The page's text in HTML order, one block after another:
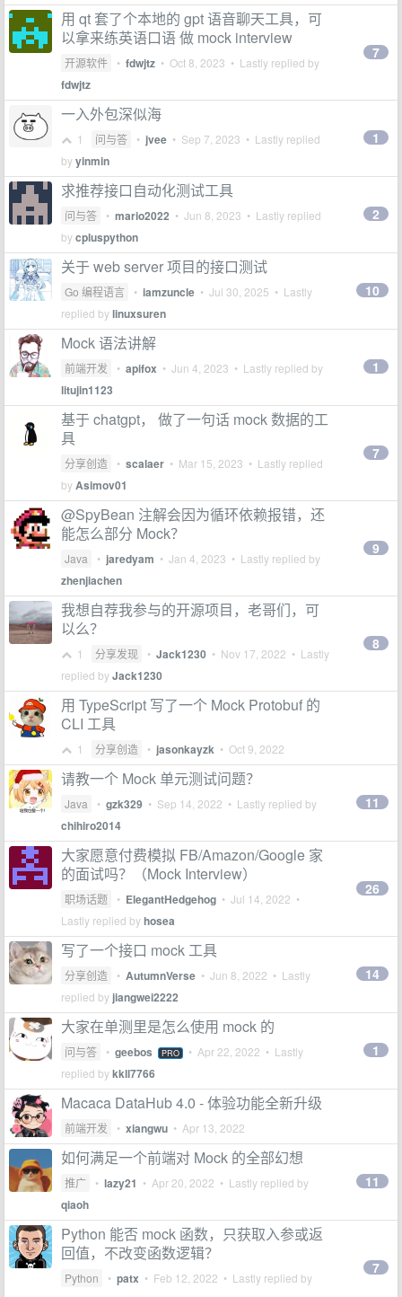
用 qt 套了个本地的 gpt 语音聊天工具，可
以拿来练英语口语 做 mock interview
开源软件 • fdwjtz • Oct 8, 2023 • Lastly replied by
fdwjtz
7
一入外包深似海
1 问与答 • jvee • Sep 7, 2023 • Lastly replied
byyinmin
1
求推荐接口自动化测试工具
问与答 • mario2022 • Jun 8, 2023 • Lastly replied
bycpluspython
2
关于 web server 项目的接口测试
Go 编程语言 • iamzuncle • Jul 30, 2025 • Lastly
replied bylinuxsuren
10
Mock 语法讲解
前端开发 • apifox • Jun 4, 2023 • Lastly replied by
litujin1123
1
基于 chatgpt， 做了一句话 mock 数据的工
具
分享创造 • scalaer • Mar 15, 2023 • Lastly replied
byAsimov01
7
@SpyBean 注解会因为循环依赖报错，还
能怎么部分 Mock？
Java • jaredyam • Jan 4, 2023 • Lastly replied by
zhenjiachen
9
我想自荐我参与的开源项目，老哥们，可
以么？
1 分享发现 • Jack1230 • Nov 17, 2022 • Lastly
replied byJack1230
8
用 TypeScript 写了一个 Mock Protobuf 的
CLI 工具
1 分享创造 • jasonkayzk • Oct 9, 2022
请教一个 Mock 单元测试问题？
Java • gzk329 • Sep 14, 2022 • Lastly replied by
chihiro2014
11
大家愿意付费模拟 FB/Amazon/Google 家
的面试吗？（Mock Interview）
职场话题 • ElegantHedgehog • Jul 14, 2022 •
Lastly replied byhosea
26
写了一个接口 mock 工具
分享创造 • AutumnVerse • Jun 8, 2022 • Lastly
replied by jiangwei2222
14
大家在单测里是怎么使用 mock 的
问与答 • geebos PRO • Apr 22, 2022 • Lastly
replied bykkll7766
1
Macaca DataHub 4.0 - 体验功能全新升级
前端开发 • xiangwu • Apr 13, 2022
如何满足一个前端对 Mock 的全部幻想
推广 • lazy21 • Apr 20, 2022 • Lastly replied by
qiaoh
11
Python 能否 mock 函数，只获取入参或返
回值，不改变函数逻辑？
Python • patx • Feb 12, 2022 • Lastly replied by
7